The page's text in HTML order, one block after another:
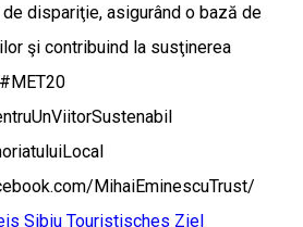
dispariţie, asigurând o bază de
şi contribuind la susţinerea
MihaiEminescuTrust/
Sibiu Touristisches Ziel